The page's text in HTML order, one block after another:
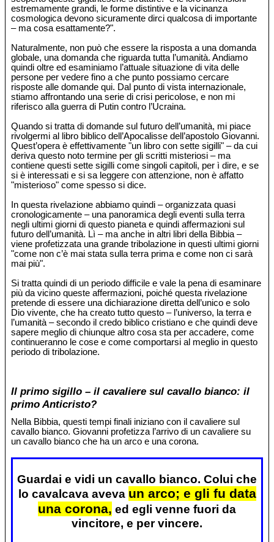
estremamente grandi, le forme distintive e la vicinanza
cosmologica devono sicuramente dirci qualcosa di importante
– ma cosa esattamente?".
Naturalmente, non può che essere la risposta a una domanda
globale, una domanda che riguarda tutta l’umanità. Andiamo
quindi oltre ed esaminiamo l’attuale situazione di vita delle
persone per vedere fino a che punto possiamo cercare
risposte alle domande qui. Dal punto di vista internazionale,
stiamo affrontando una serie di crisi pericolose, e non mi
riferisco alla guerra di Putin contro l’Ucraina.
Quando si tratta di domande sul futuro dell’umanità, mi piace
rivolgermi al libro biblico dell’Apocalisse dell’apostolo Giovanni.
Quest’opera è effettivamente "un libro con sette sigilli" – da cui
deriva questo noto termine per gli scritti misteriosi – ma
contiene questi sette sigilli come singoli capitoli, per ì dire, e se
si è interessati e si sa leggere con attenzione, non è affatto
"misterioso" come spesso si dice.
In questa rivelazione abbiamo quindi – organizzata quasi
cronologicamente – una panoramica degli eventi sulla terra
negli ultimi giorni di questo pianeta e quindi affermazioni sul
futuro dell’umanità. Lì – ma anche in altri libri della Bibbia –
viene profetizzata una grande tribolazione in questi ultimi giorni
"come non c’è mai stata sulla terra prima e come non ci sarà
mai più".
Si tratta quindi di un periodo difficile e vale la pena di esaminare
più da vicino queste affermazioni, poiché questa rivelazione
pretende di essere una dichiarazione diretta dell’unico e solo
Dio vivente, che ha creato tutto questo – l’universo, la terra e
l’umanità – secondo il credo biblico cristiano e che quindi deve
sapere meglio di chiunque altro cosa sta per accadere, come
continueranno le cose e come comportarsi al meglio in questo
periodo di tribolazione.
Il primo sigillo – il cavaliere sul cavallo bianco: il
primo Anticristo?
Nella Bibbia, questi tempi finali iniziano con il cavaliere sul
cavallo bianco. Giovanni profetizza l’arrivo di un cavaliere su
un cavallo bianco che ha un arco e una corona.
Guardai e vidi un cavallo bianco. Colui che
lo cavalcava aveva un arco; e gli fu data
una corona, ed egli venne fuori da
vincitore, e per vincere.